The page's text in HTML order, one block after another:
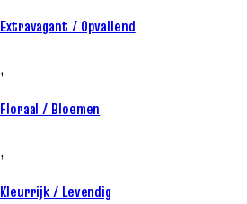
Extravagant / Opvallend
,
Floraal / Bloemen
,
Kleurrijk / Levendig